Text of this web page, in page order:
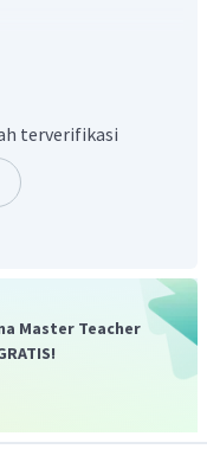
Cl. Pembentukan
pada atom
terverifikasi
Master Teacher